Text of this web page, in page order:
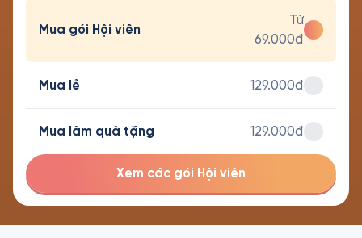
Mua gói Hội viên
Từ
69.000đ
Mua lẻ 129.000đ
Mua làm quà tặng 129.000đ
Xem các gói Hội viên